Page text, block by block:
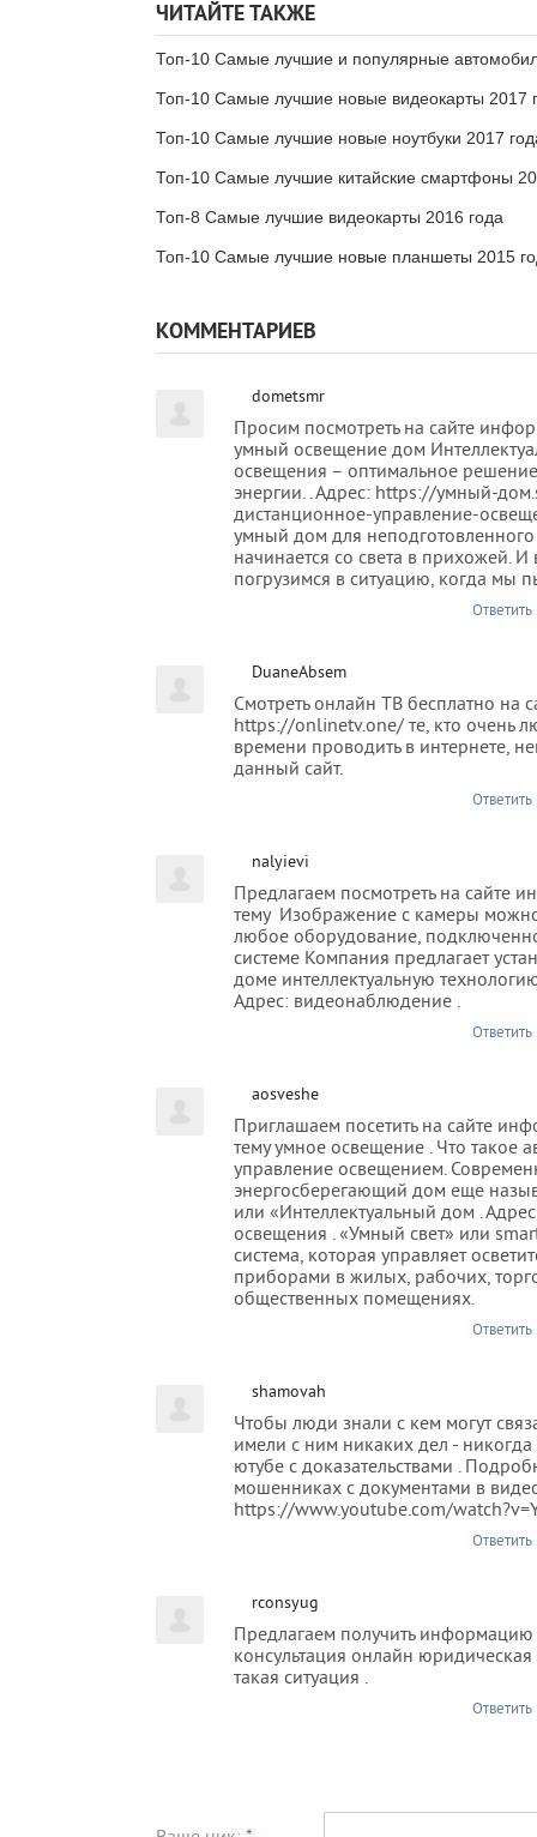
ЧИТАЙТЕ ТАКЖЕ
Топ-10 Самые лучшие и популярные
Топ-10 Самые лучшие новые видеокарты 2017
Топ-10 Самые лучшие новые ноутбуки 2017
Топ-10 Самые лучшие китайские смартфоны
Топ-8 Самые лучшие видеокарты 2016 года
Топ-10 Самые лучшие новые планшеты 2015
КОММЕНТАРИЕВ
dometsmr
Просим посмотреть на сайте
умный освещение дом
освещения – оптимальное
энергии. . Адрес: https://умный-
дистанционное-управление-
умный дом для
начинается со света в прихожей. И
погрузимся в ситуацию, когда мы
Ответить
DuaneAbsem
Смотреть онлайн ТВ бесплатно на
https://onlinetv.one/ те, кто очень
времени проводить в интернете,
данный сайт.
Ответить
nalyievi
Предлагаем посмотреть на сайте
тему Изображение с камеры
любое оборудование,
системе Компания предлагает
доме интеллектуальную
Адрес: видеонаблюдение .
Ответить
aosveshe
Приглашаем посетить на сайте
тему умное освещение . Что такое
управление освещением.
энергосберегающий дом еще
или «Интеллектуальный дом .
освещения . «Умный свет» или
система, которая управляет
приборами в жилых, рабочих,
общественных помещениях.
Ответить
shamovah
Чтобы люди знали с кем могут
имели с ним никаких дел - никогда
ютубе с доказательствами .
мошенниках с документами в
https://www.youtube.com/
Ответить
rconsyug
Предлагаем получить информацию
консультация онлайн
такая ситуация .
Ответить